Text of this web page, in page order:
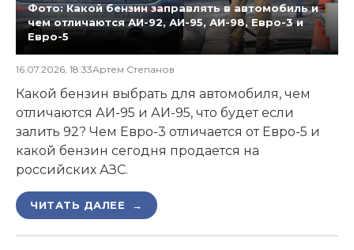
Фото: Какой бензин заправлять в автомобиль и
чем отличаются АИ-92, АИ-95, АИ-98, Евро-3 и
Евро-5
16.07.2026, 18:33Артем Степанов
Какой бензин выбрать для автомобиля, чем
отличаются АИ-95 и АИ-95, что будет если
залить 92? Чем Евро-3 отличается от Евро-5 и
какой бензин сегодня продается на
российских АЗС.
ЧИТАТЬ ДАЛЕЕ →